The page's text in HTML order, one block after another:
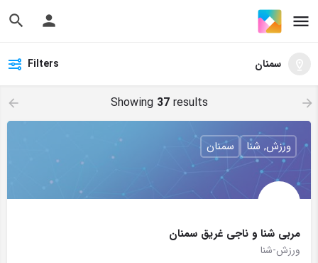
سمنان Filters
Showing 37results
مربی شنا و ناجی غریق سمنان
ورزش-شنا
ورزش, شنا سمنان